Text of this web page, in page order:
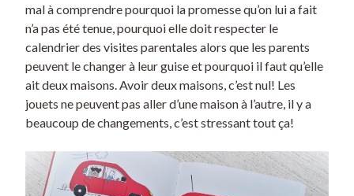
mal à comprendre pourquoi la promesse qu’on lui a fait
n’a pas été tenue, pourquoi elle doit respecter le
calendrier des visites parentales alors que les parents
peuvent le changer à leur guise et pourquoi il faut qu’elle
ait deux maisons. Avoir deux maisons, c’est nul! Les
jouets ne peuvent pas aller d’une maison à l’autre, il y a
beaucoup de changements, c’est stressant tout ça!